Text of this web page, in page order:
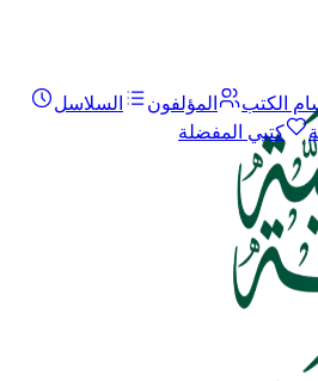
الكتب المؤلفون
السلاسل
كتبي المفضلة